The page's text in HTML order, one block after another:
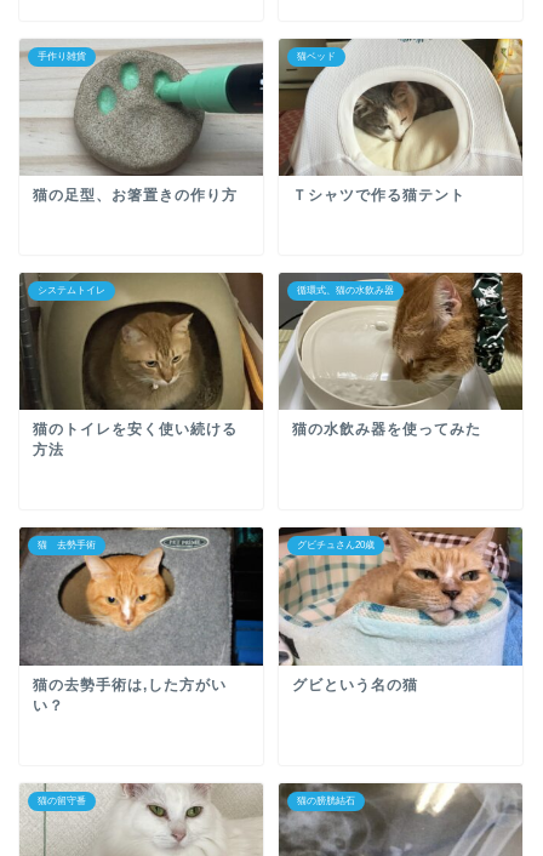
手作り雑貨
猫の足型、お箸置きの作り方
猫ベッド
Ｔシャツで作る猫テント
システムトイレ
猫のトイレを安く使い続ける
方法
循環式、猫の水飲み器
猫の水飲み器を使ってみた
猫 去勢手術
猫の去勢手術は,した方がい
い？
グビチュさん20歳
グビという名の猫
猫の留守番 猫の膀胱結石